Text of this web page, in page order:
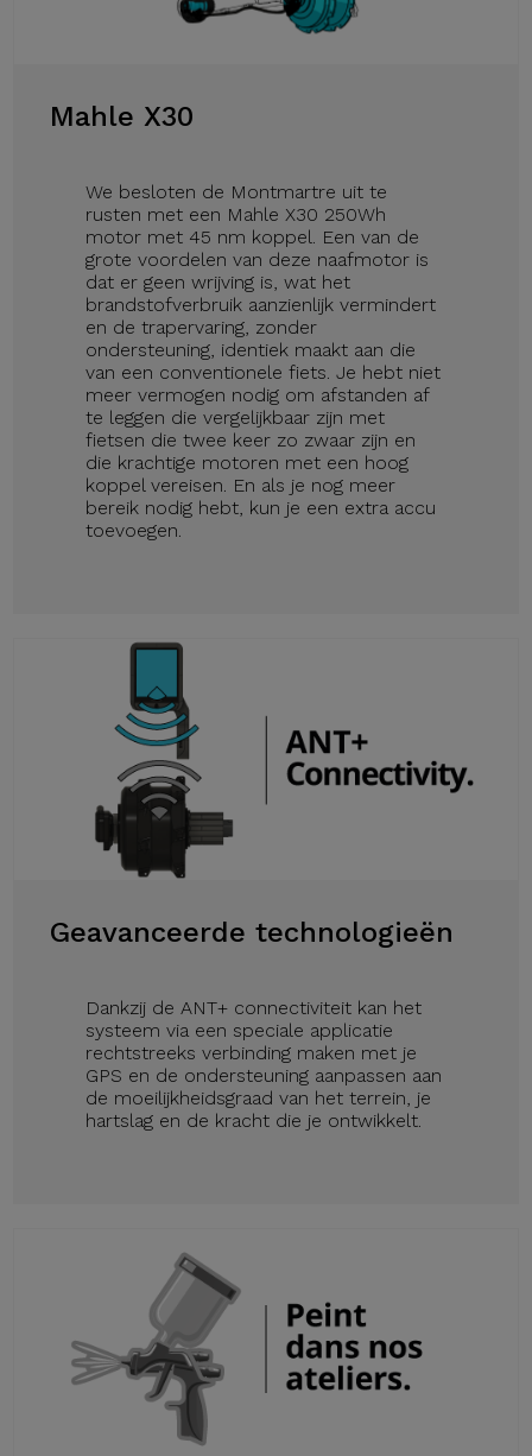
Mahle X30
We besloten de Montmartre uit te
rusten met een Mahle X30 250Wh
motor met 45 nm koppel. Een van de
grote voordelen van deze naafmotor is
dat er geen wrijving is, wat het
brandstofverbruik aanzienlijk vermindert
en de trapervaring, zonder
ondersteuning, identiek maakt aan die
van een conventionele fiets. Je hebt niet
meer vermogen nodig om afstanden af
te leggen die vergelijkbaar zijn met
fietsen die twee keer zo zwaar zijn en
die krachtige motoren met een hoog
koppel vereisen. En als je nog meer
bereik nodig hebt, kun je een extra accu
toevoegen.
Geavanceerde technologieën
Dankzij de ANT+ connectiviteit kan het
systeem via een speciale applicatie
rechtstreeks verbinding maken met je
GPS en de ondersteuning aanpassen aan
de moeilijkheidsgraad van het terrein, je
hartslag en de kracht die je ontwikkelt.